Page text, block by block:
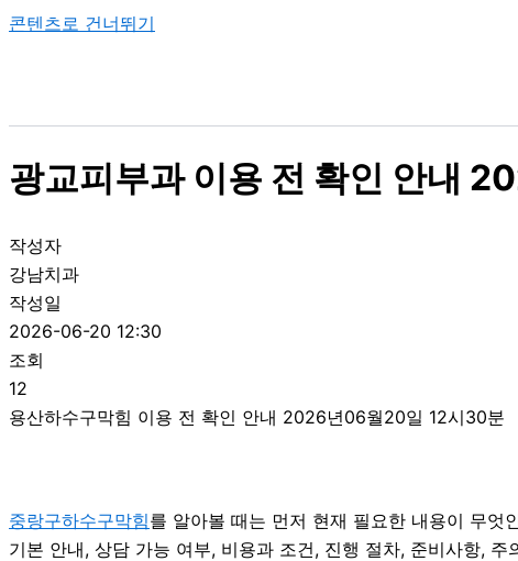
콘텐츠로 건너뛰기
광교피부과 이용 전 확인 안내
작성자
강남치과
작성일
2026-06-20 12:30
조회
12
용산하수구막힘 이용 전 확인 안내 2026년06월20일 12시30분
중랑구하수구막힘를 알아볼 때는 먼저 현재 필요한 내용이 무
기본 안내, 상담 가능 여부, 비용과 조건, 진행 절차, 준비사항,